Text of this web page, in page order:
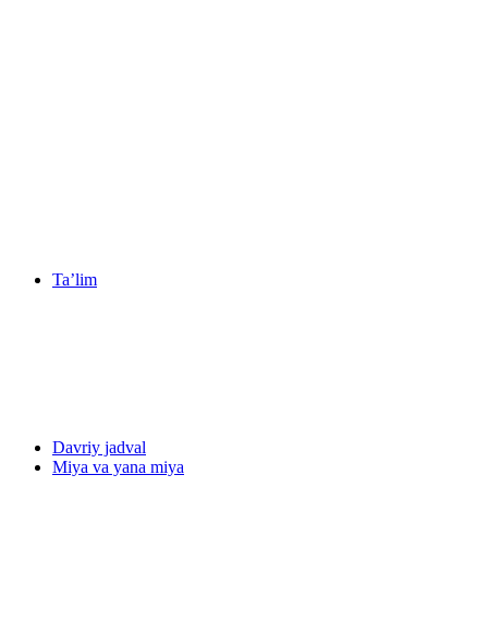
Ta’lim
Davriy jadval
Miya va yana miya